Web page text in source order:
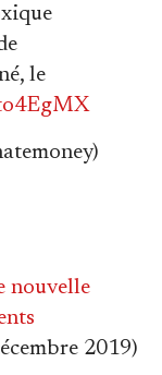
le
nouvelle
2019)